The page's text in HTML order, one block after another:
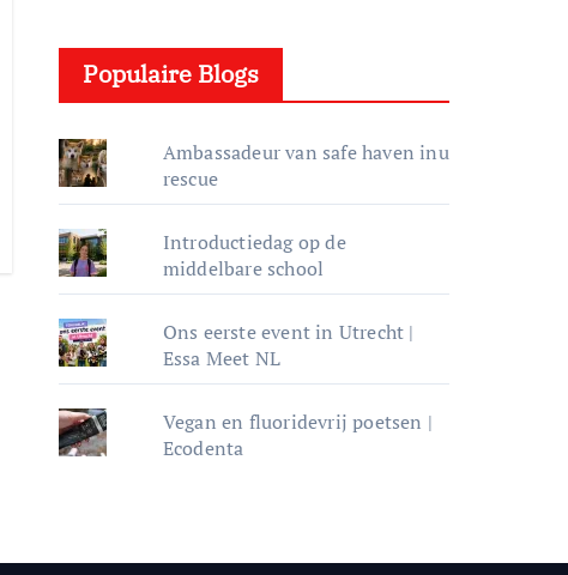
l
Populaire Blogs
Ambassadeur van safe haven inu
rescue
Introductiedag op de
middelbare school
Ons eerste event in Utrecht |
Essa Meet NL
Vegan en fluoridevrij poetsen |
Ecodenta